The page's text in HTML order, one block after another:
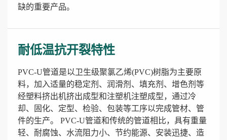
缺的重要产品。
耐低温抗开裂特性
PVC-U管道是以卫生级聚氯乙烯(PVC)树脂为主要原
料，加入适量的稳定剂、润滑剂、填充剂、增色剂等
经塑料挤出机挤出成型和注塑机注塑成型，通过冷
却、固化、定型、检验、包装等工序以完成管材、管
件的生产。 PVC-U管道和传统的管道相比，具有重量
轻、耐腐蚀、水流阻力小、节约能源、安装迅捷、造